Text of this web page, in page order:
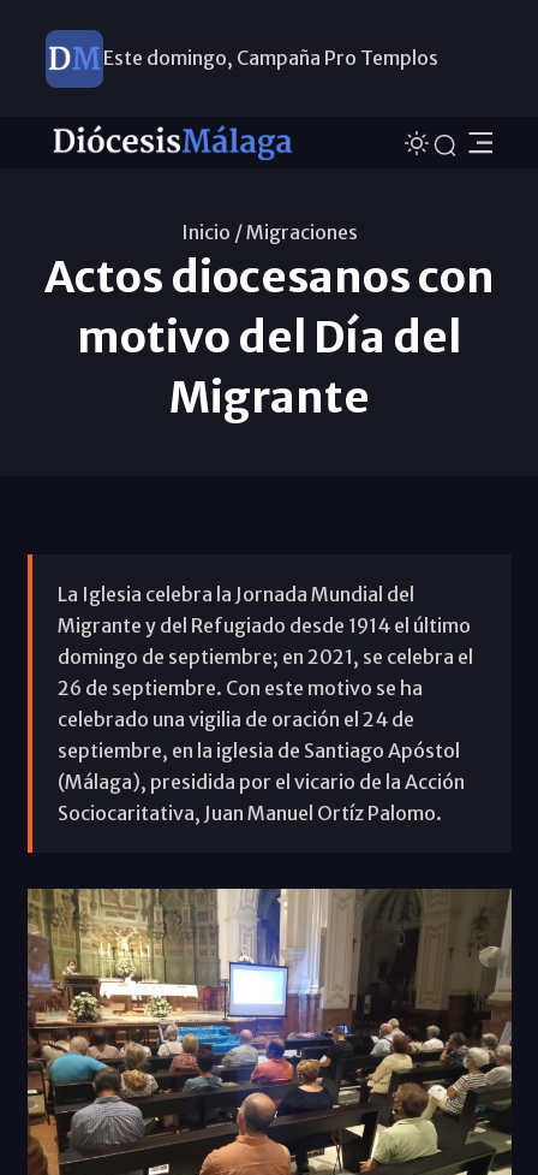
Este domingo, Campaña Pro Templos
Inicio /Migraciones
Actos diocesanos con
motivo del Día del
Migrante
La Iglesia celebra la Jornada Mundial del
Migrante y del Refugiado desde 1914 el último
domingo de septiembre; en 2021, se celebra el
26 de septiembre. Con este motivo se ha
celebrado una vigilia de oración el 24 de
septiembre, en la iglesia de Santiago Apóstol
(Málaga), presidida por el vicario de la Acción
Sociocaritativa, Juan Manuel Ortíz Palomo.